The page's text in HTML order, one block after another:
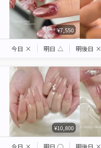
¥7,550
今日 × 明日 △ 明後日 ×
¥10,800